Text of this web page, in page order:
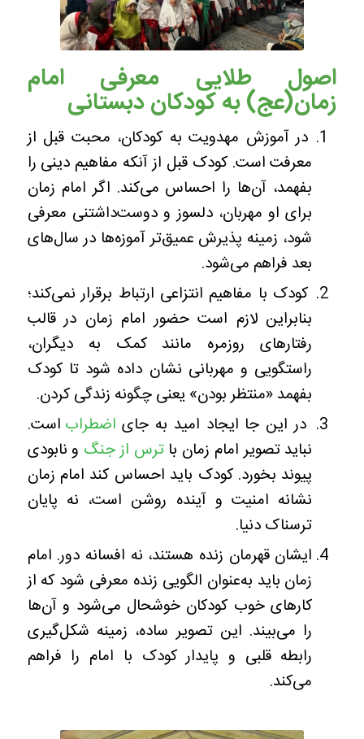
اصول طلایی معرفی امام
زمان(عج) به کودکان دبستانی
در آموزش مهدویت به کودکان، محبت قبل از
معرفت است. کودک قبل از آنکه مفاهیم دینی را
بفهمد، آن‌ها را احساس می‌کند. اگر امام زمان
برای او مهربان، دلسوز و دوست‌داشتنی معرفی
شود، زمینه پذیرش عمیق‌تر آموزه‌ها در سال‌های
بعد فراهم می‌شود.
کودک با مفاهیم انتزاعی ارتباط برقرار نمی‌کند؛
بنابراین لازم است حضور امام زمان در قالب
رفتارهای روزمره مانند کمک به دیگران،
راستگویی و مهربانی نشان داده شود تا کودک
بفهمد «منتظر بودن» یعنی چگونه زندگی کردن.
در این جا ایجاد امید به جای اضطراب است.
نباید تصویر امام زمان باترس از جنگ و نابودی
پیوند بخورد. کودک باید احساس کند امام زمان
نشانه امنیت و آینده روشن است، نه پایان
ترسناک دنیا.
ایشان قهرمان زنده هستند، نه افسانه دور. امام
زمان باید به‌عنوان الگویی زنده معرفی شود که از
کارهای خوب کودکان خوشحال می‌شود و آن‌ها
را می‌بیند. این تصویر ساده، زمینه شکل‌گیری
رابطه قلبی و پایدار کودک با امام را فراهم
می‌کند.